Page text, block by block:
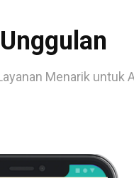
Menarik untuk